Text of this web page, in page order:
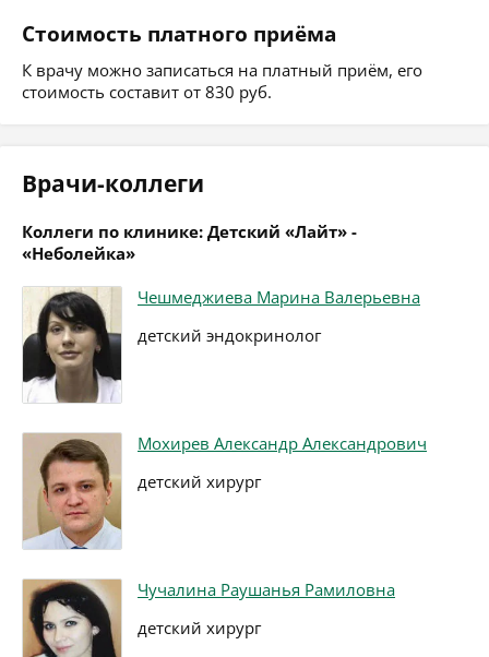
Стоимость платного приёма
К врачу можно записаться на платный приём, его
стоимость составит от 830 руб.
Врачи-коллеги
Коллеги по клинике: Детский «Лайт» -
«Неболейка»
Чешмеджиева Марина Валерьевна
детский эндокринолог
Мохирев Александр Александрович
детский хирург
Чучалина Раушанья Рамиловна
детский хирург